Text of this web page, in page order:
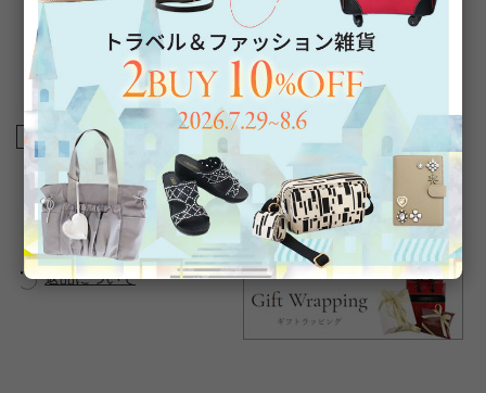
【ラッピングについて】
この商品は簡易ラッピング対象商品です。靴を透明の袋とリボ
ンでラッピングします。外箱は付属しません。
商品番号 2256033
返品について